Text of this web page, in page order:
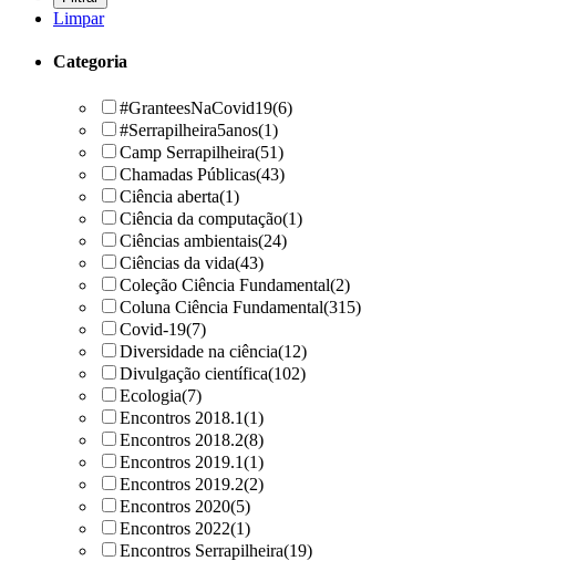
Limpar
Categoria
#GranteesNaCovid19(6)
#Serrapilheira5anos(1)
Camp Serrapilheira(51)
Chamadas Públicas(43)
Ciência aberta(1)
Ciência da computação(1)
Ciências ambientais(24)
Ciências da vida(43)
Coleção Ciência Fundamental(2)
Coluna Ciência Fundamental(315)
Covid-19(7)
Diversidade na ciência(12)
Divulgação científica(102)
Ecologia(7)
Encontros 2018.1(1)
Encontros 2018.2(8)
Encontros 2019.1(1)
Encontros 2019.2(2)
Encontros 2020(5)
Encontros 2022(1)
Encontros Serrapilheira(19)